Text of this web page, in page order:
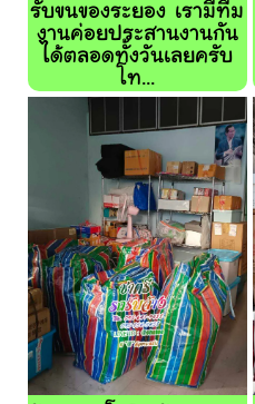
รับขนของระยอง เรามีทีม
งานค่อยประสานงานกัน
ได้ตลอดทั้งวันเลยครับ
โท...